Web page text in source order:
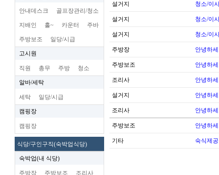
안내데스크 골프장관리/청소
지배인 홀~ 카운터 주바
주방보조 일당/시급
고시원
직원 총무 주방 청소
알바/세탁
세탁 일당/시급
캠핑장
캠핑장
식당/구인구직(숙박업식당)
숙박업(내 식당)
주방장 주방보조 조리사
설거지 청소/이
설거지 청소/이
설거지 청소/이
주방장 안녕하
주방보조 안녕하
조리사 안녕하
설거지 안녕하
조리사 안녕하
주방보조 안녕하
기타 숙식제